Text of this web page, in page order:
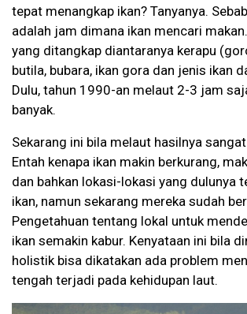
tepat menangkap ikan? Tanyanya.
adalah jam dimana ikan mencari
yang ditangkap diantaranya kerapu
butila, bubara, ikan gora dan jenis ikan
Dulu, tahun 1990-an melaut 2-3 jam
banyak.
Sekarang ini bila melaut hasilnya
Entah kenapa ikan makin berkurang,
dan bahkan lokasi-lokasi yang dulunya
ikan, namun sekarang mereka sudah
Pengetahuan tentang lokal untuk
ikan semakin kabur. Kenyataan ini bila
holistik bisa dikatakan ada problem
tengah terjadi pada kehidupan laut.